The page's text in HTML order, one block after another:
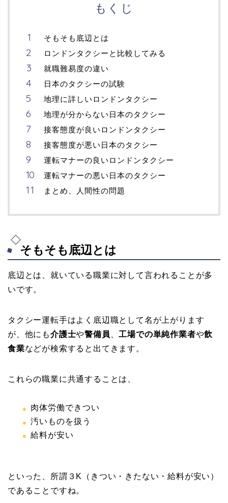
もくじ
そもそも底辺とは
ロンドンタクシーと比較してみる
就職難易度の違い
日本のタクシーの試験
地理に詳しいロンドンタクシー
地理が分からない日本のタクシー
接客態度が良いロンドンタクシー
接客態度が悪い日本のタクシー
運転マナーの良いロンドンタクシー
運転マナーの悪い日本のタクシー
まとめ、人間性の問題
そもそも底辺とは
底辺とは、就いている職業に対して言われることが多
いです。
タクシー運転手はよく底辺職として名が上がります
が、他にも介護士や警備員 、工場での単純作業者や飲
食業などが検索すると出てきます。
これらの職業に共通することは、
肉体労働できつい
汚いものを扱う
給料が安い
といった、所謂３K（きつい・きたない・給料が安い）
であることですね。